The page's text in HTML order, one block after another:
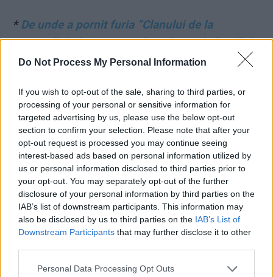
Do Not Process My Personal Information
If you wish to opt-out of the sale, sharing to third parties, or
processing of your personal or sensitive information for
targeted advertising by us, please use the below opt-out
section to confirm your selection. Please note that after your
opt-out request is processed you may continue seeing
interest-based ads based on personal information utilized by
us or personal information disclosed to third parties prior to
your opt-out. You may separately opt-out of the further
disclosure of your personal information by third parties on the
IAB’s list of downstream participants. This information may
also be disclosed by us to third parties on the IAB’s List of
Downstream Participants that may further disclose it to other
Personal Data Processing Opt Outs
*De unde a pornit furia ”Clanului de la
Craiova”: Bolojan a oprit ”conducta de bani” de
la buget pentru ”găurile negre” ale Olguței
*Oana Țoiu pune capăt unei mari hoții a lui
Adrian Năstase! Prejudiciu de peste un milion
de euro
*VIDEO. Minciună bubuitoare a Vioricăi
Dăncilă: cică USR-iștii o loveau cu picioarele!
”Erau de o violență extraordinară. De multe ori
eram vânătă pe picioare”
steagul UE la mănăstire, alături de fostul ziarist